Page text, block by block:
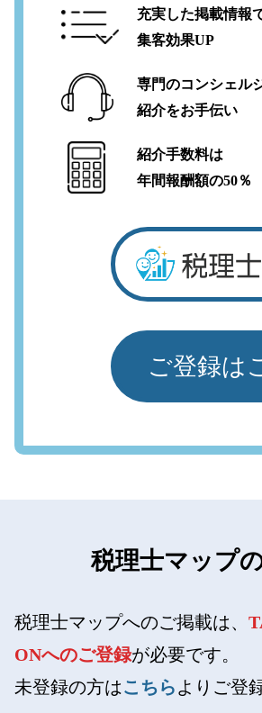
充実した掲載情報
集客効果UP
専門のコンシェル
紹介をお手伝い
紹介手数料は
年間報酬額の50％
ご登録は
税理士マップ
税理士マップへのご掲載は、
ONへのご登録が必要です。
未登録の方はこちらよりご登